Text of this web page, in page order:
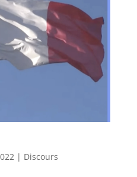
| Discours